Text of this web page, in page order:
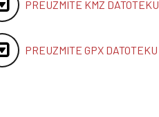
PREUZMITE KMZ DATOTEKU
PREUZMITE GPX DATOTEKU